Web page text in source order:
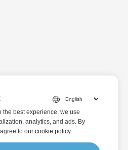
the best experience, we use
analytics, and ads. By
to our cookie policy.